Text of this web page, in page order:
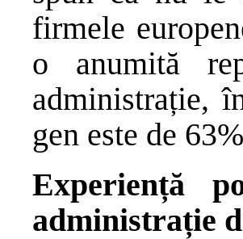
firmele
o anumită
administrație,
gen este de
Experiență
administrație